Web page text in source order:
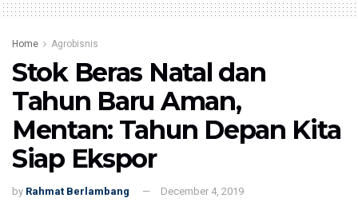
Home Agrobisnis
Stok Beras Natal dan
Tahun Baru Aman,
Mentan: Tahun Depan Kita
Siap Ekspor
by Rahmat Berlambang December 4, 2019